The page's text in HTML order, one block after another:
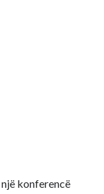
një konferencë